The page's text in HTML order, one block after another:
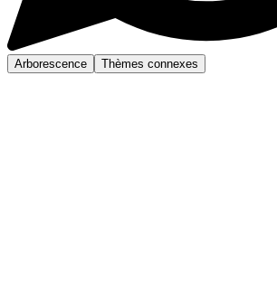
Arborescence Thèmes connexes